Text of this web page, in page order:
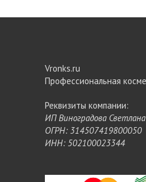
Vronks.ru
Профессиональная
Реквизиты компании:
ИП Виноградова
ОГРН: 314507419800050
ИНН: 502100023344